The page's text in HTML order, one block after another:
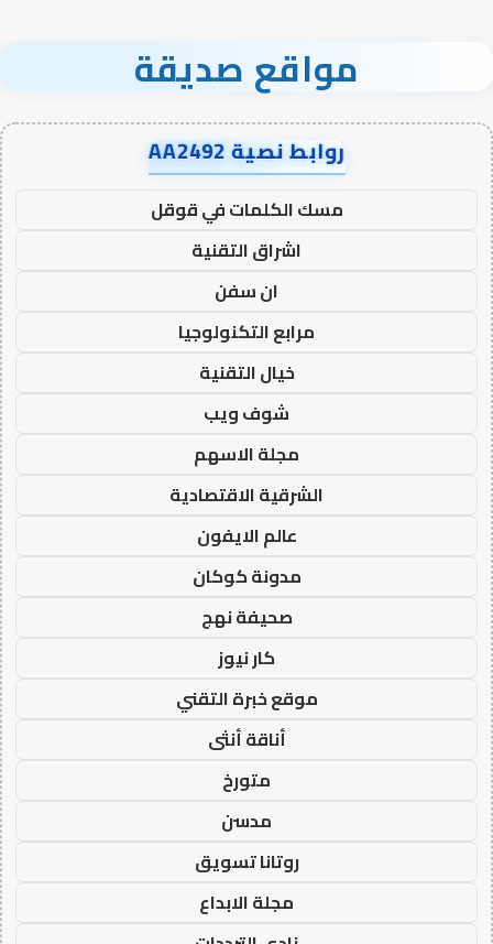
مواقع صديقة
روابط نصية AA2492
مسك الكلمات في قوقل
اشراق التقنية
ان سفن
مرابع التكنولوجيا
خيال التقنية
شوف ويب
مجلة الاسهم
الشرقية الاقتصادية
عالم الايفون
مدونة كوكان
صحيفة نهج
كار نيوز
موقع خبرة التقني
أناقة أنثى
متورخ
مدسن
روتانا تسويق
مجلة الابداع